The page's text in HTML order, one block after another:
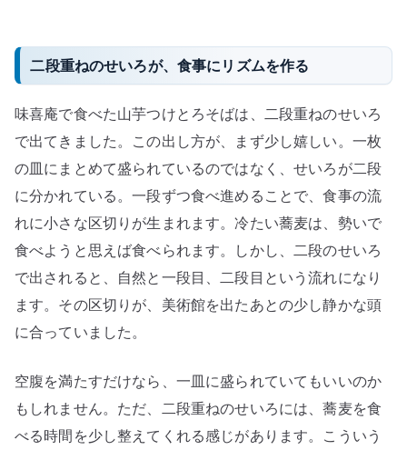
二段重ねのせいろが、食事にリズムを作る
味喜庵で食べた山芋つけとろそばは、二段重ねのせいろ
で出てきました。この出し方が、まず少し嬉しい。一枚
の皿にまとめて盛られているのではなく、せいろが二段
に分かれている。一段ずつ食べ進めることで、食事の流
れに小さな区切りが生まれます。冷たい蕎麦は、勢いで
食べようと思えば食べられます。しかし、二段のせいろ
で出されると、自然と一段目、二段目という流れになり
ます。その区切りが、美術館を出たあとの少し静かな頭
に合っていました。
空腹を満たすだけなら、一皿に盛られていてもいいのか
もしれません。ただ、二段重ねのせいろには、蕎麦を食
べる時間を少し整えてくれる感じがあります。こういう